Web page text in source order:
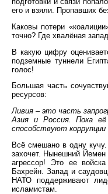
его и взяли. Пропавших
Каковы потери
точно? Где хвалёная
В какую цифру
подземные туннели
голос!
Большая часть
ресурсов:
Ливия – это часть
Азия и Россия. Пока
способствуют
Всё смешано в одну
захочет. Нынешний Йемен
агрессор! Это ее
Бахрейн. Запад и
НАТО поддерживают
исламистам.